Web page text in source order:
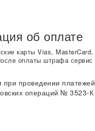
об оплате
карты Vias,
оплаты штрафа
при проведении
операций № 3523-